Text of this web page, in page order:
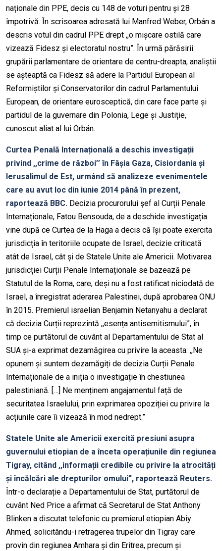
naționale din PPE, decis cu 148 de voturi pentru și 28
împotrivă. În scrisoarea adresată lui Manfred Weber, Orbán a
descris votul din cadrul PPE drept ,,o mișcare ostilă care
vizează Fidesz și electoratul nostru”. În urmă părăsirii
grupării parlamentare de orientare de centru-dreapta, analiștii
se așteaptă ca Fidesz să adere la Partidul European al
Reformiștilor și Conservatorilor din cadrul Parlamentului
European, de orientare eurosceptică, din care face parte și
partidul de la guvernare din Polonia, Lege și Justiție,
cunoscut aliat al lui Orbán.
Curtea Penală Internațională a deschis investigații
privind ,,crime de război’’ în Fâșia Gaza, Cisiordania și
Ierusalimul de Est, urmând să analizeze evenimentele
care au avut loc din iunie 2014 până în prezent,
raportează BBC. Decizia procurorului șef al Curții Penale
Internaționale, Fatou Bensouda, de a deschide investigația
vine după ce Curtea de la Haga a decis că își poate exercita
jurisdicția în teritoriile ocupate de Israel, decizie criticată
atât de Israel, cât și de Statele Unite ale Americii. Motivarea
jurisdicției Curții Penale Internaționale se bazează pe
Statutul de la Roma, care, deși nu a fost ratificat niciodată de
Israel, a înregistrat aderarea Palestinei, după aprobarea ONU
în 2015. Premierul israelian Benjamin Netanyahu a declarat
că decizia Curții reprezintă ,,esența antisemitismului”, în
timp ce purtătorul de cuvânt al Departamentului de Stat al
SUA și-a exprimat dezamăgirea cu privire la aceasta: ,,Ne
opunem și suntem dezamăgiți de decizia Curții Penale
Internaționale de a iniția o investigație în chestiunea
palestiniană. […] Ne menținem angajamentul față de
securitatea Israelului, prin exprimarea opoziției cu privire la
acțiunile care îi vizează în mod nedrept.”
Statele Unite ale Americii exercită presiuni asupra
guvernului etiopian de a înceta operațiunile din regiunea
Tigray, citând ,,informații credibile cu privire la atrocități
și încălcări ale drepturilor omului”, raportează Reuters.
Într-o declarație a Departamentului de Stat, purtătorul de
cuvânt Ned Price a afirmat că Secretarul de Stat Anthony
Blinken a discutat telefonic cu premierul etiopian Abiy
Ahmed, solicitându-i retragerea trupelor din Tigray care
provin din regiunea Amhara și din Eritrea, precum și